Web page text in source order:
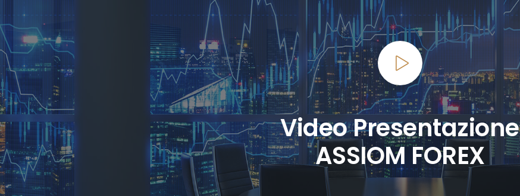
Video Presentazione
ASSIOM FOREX